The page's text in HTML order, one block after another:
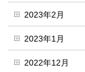
2023年2月
2023年1月
2022年12月